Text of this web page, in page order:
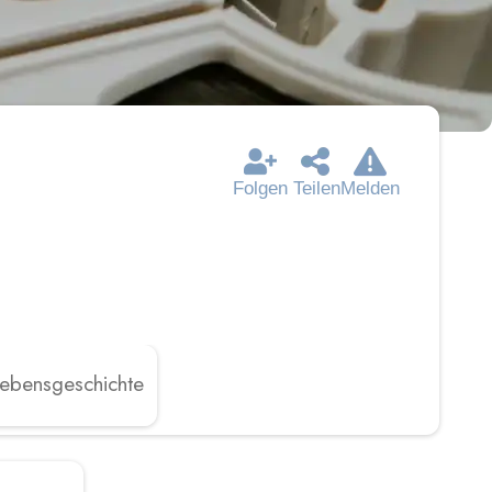
Folgen TeilenMelden